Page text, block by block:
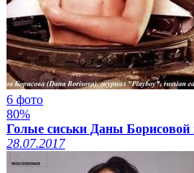
6 фото
80%
Голые сиськи Даны Борисовой
28.07.2017